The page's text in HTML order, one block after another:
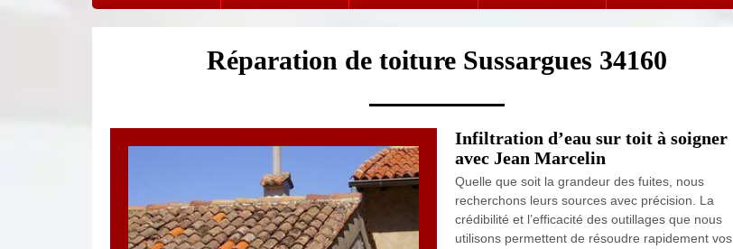
Réparation de toiture Sussargues 34160
Infiltration d’eau sur toit à soigner
avec Jean Marcelin
Quelle que soit la grandeur des fuites, nous
recherchons leurs sources avec précision. La
crédibilité et l’efficacité des outillages que nous
utilisons permettent de résoudre rapidement vos